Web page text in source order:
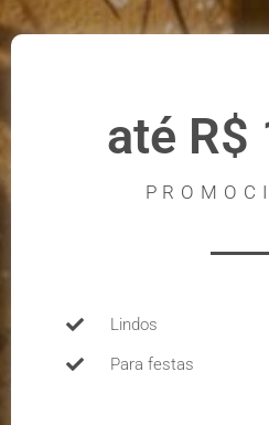
até R$
Lindos
Para festas